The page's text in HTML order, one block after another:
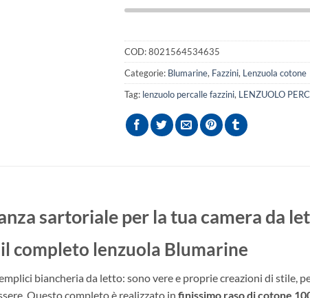
COD:8021564534635
Categorie: Blumarine, Fazzini, Lenzuola cotone
Tag: lenzuolo percalle fazzini, LENZUOLO
sartoriale per la tua camera da
completo lenzuola Blumarine
biancheria da letto: sono vere e proprie creazioni di stile,
Questo completo è realizzato in finissimo raso di cotone